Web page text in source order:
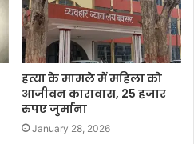
हत्या के मामले में महिला को
आजीवन कारावास, 25 हजार
रुपए जुर्माना
January 28, 2026